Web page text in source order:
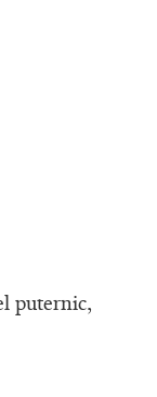
puternic,